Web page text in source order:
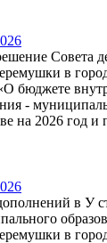
Совета
в
бюджете
-
на 2026 год и
в У
в